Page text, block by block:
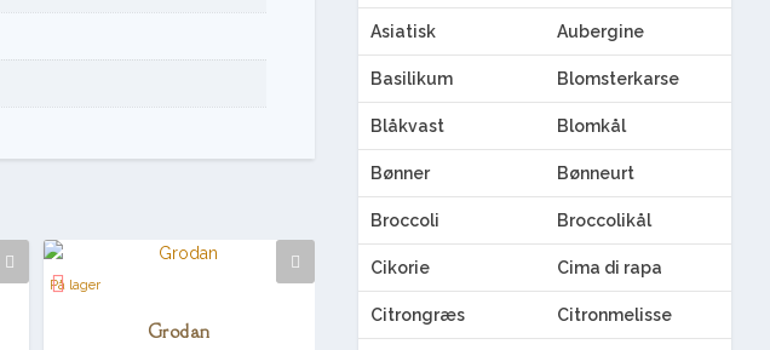
På lager
Grodan
Asiatisk Aubergine
Basilikum Blomsterkarse
Blåkvast Blomkål
Bønner Bønneurt
Broccoli Broccolikål
Cikorie Cima di rapa
Citrongræs Citronmelisse